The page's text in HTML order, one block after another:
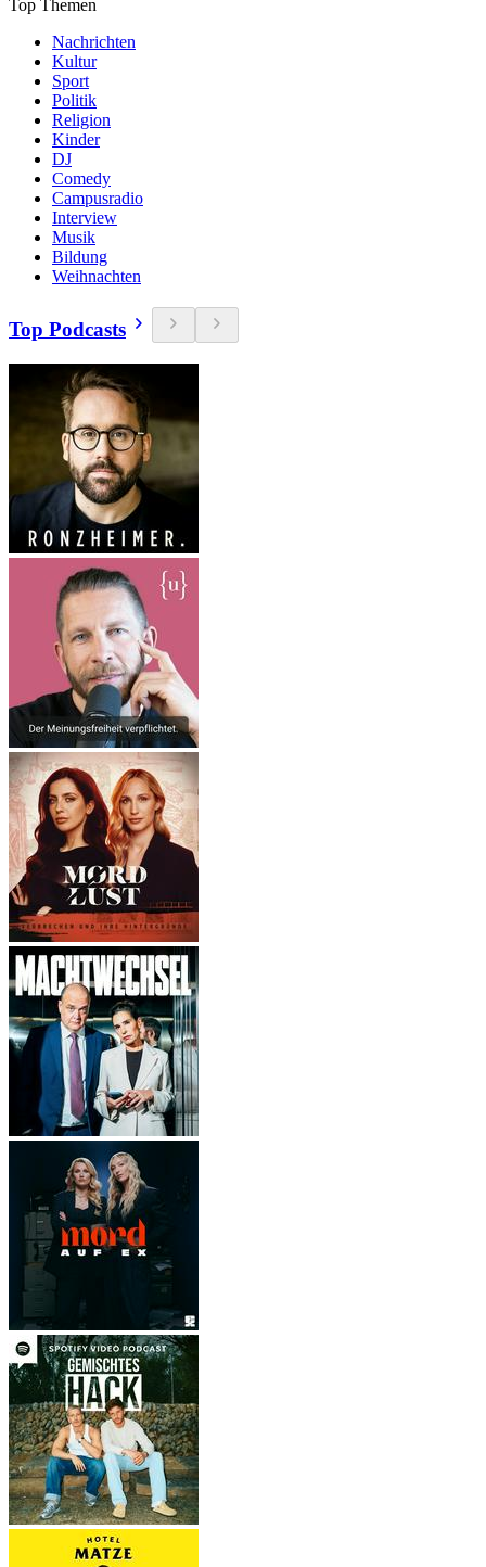
Top Themen
Nachrichten
Kultur
Sport
Politik
Religion
Kinder
DJ
Comedy
Campusradio
Interview
Musik
Bildung
Weihnachten
Top Podcasts